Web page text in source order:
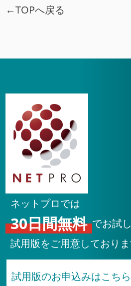
←TOPへ戻る
ネットプロでは
30日間無料 でお試
試用版をご用意しておりま
試用版のお申込みはこちら